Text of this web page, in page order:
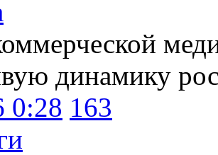
динамику
0:28 163